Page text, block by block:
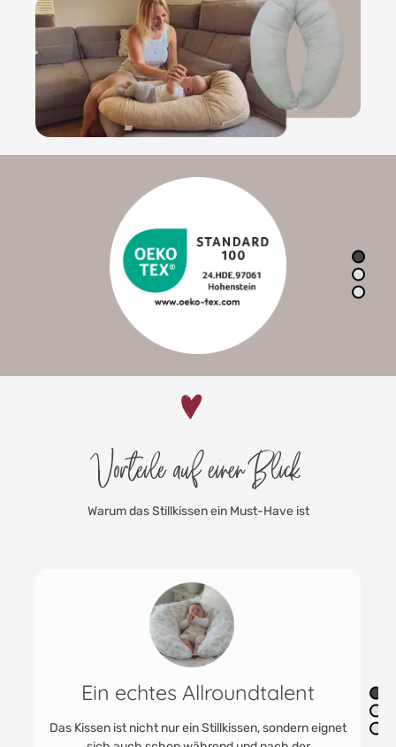
Vorteile auf einen Blick
Warum das Stillkissen ein Must-Have ist
Geräuschlos, weich &
formstabil